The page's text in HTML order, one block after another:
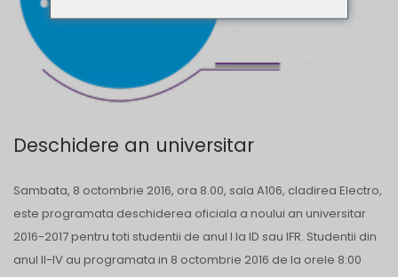
Deschidere an universitar
Sambata, 8 octombrie 2016, ora 8.00, sala A106, cladirea Electro,
este programata deschiderea oficiala a noului an universitar
2016-2017 pentru toti studentii de anul I la ID sau IFR. Studentii din
anul II-IV au programata in 8 octombrie 2016 de la orele 8:00